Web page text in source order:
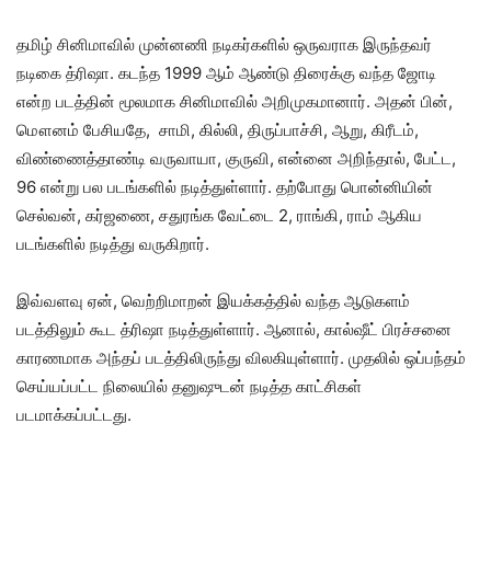
தமிழ் சினிமாவில் முன்னணி நடிகர்களில் ஒருவராக இருந்தவர்
நடிகை த்ரிஷா. கடந்த 1999 ஆம் ஆண்டு திரைக்கு வந்த ஜோடி
என்ற படத்தின் மூலமாக சினிமாவில் அறிமுகமானார். அதன் பின்,
மௌனம் பேசியதே, சாமி, கில்லி, திருப்பாச்சி, ஆறு, கிரீடம்,
விண்ணைத்தாண்டி வருவாயா, குருவி, என்னை அறிந்தால், பேட்ட,
96 என்று பல படங்களில் நடித்துள்ளார். தற்போது பொன்னியின்
செல்வன், கர்ஜணை, சதுரங்க வேட்டை 2, ராங்கி, ராம் ஆகிய
படங்களில் நடித்து வருகிறார்.
இவ்வளவு ஏன், வெற்றிமாறன் இயக்கத்தில் வந்த ஆடுகளம்
படத்திலும் கூட த்ரிஷா நடித்துள்ளார். ஆனால், கால்ஷீட் பிரச்சனை
காரணமாக அந்தப் படத்திலிருந்து விலகியுள்ளார். முதலில் ஒப்பந்தம்
செய்யப்பட்ட நிலையில் தனுஷுடன் நடித்த காட்சிகள்
படமாக்கப்பட்டது.